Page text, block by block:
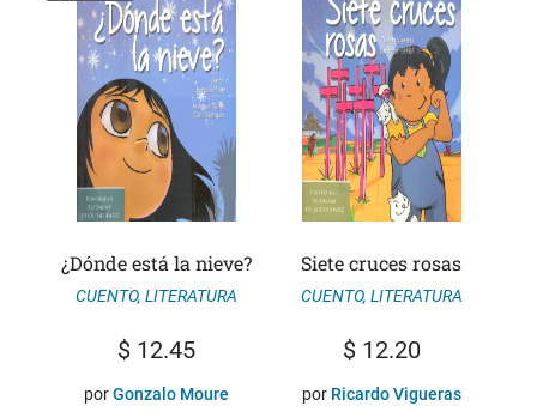
¿Dónde está la nieve?
CUENTO, LITERATURA
$12.45
porGonzalo Moure
Siete cruces rosas
CUENTO, LITERATURA
$12.20
por Ricardo Vigueras